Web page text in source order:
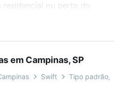
residencial ou perto do
com 4 quartos à
SP para conquistar seu
compromisso e você
46 mil corretores e
em Campinas, SP
Swift Tipo padrão,